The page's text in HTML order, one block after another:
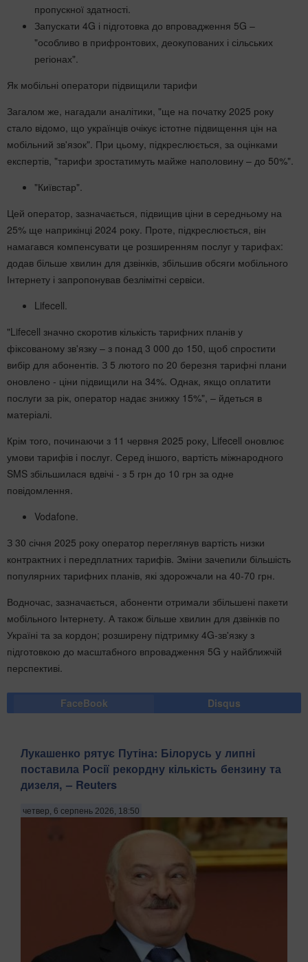
пропускної здатності.
Запускати 4G і підготовка до впровадження 5G –
"особливо в прифронтових, деокупованих і сільських
регіонах".
Як мобільні оператори підвищили тарифи
Загалом же, нагадали аналітики, "ще на початку 2025 року
стало відомо, що українців очікує істотне підвищення цін на
мобільний зв'язок". При цьому, підкреслюється, за оцінками
експертів, "тарифи зростатимуть майже наполовину – до 50%".
"Київстар".
Цей оператор, зазначається, підвищив ціни в середньому на
25% ще наприкінці 2024 року. Проте, підкреслюється, він
намагався компенсувати це розширенням послуг у тарифах:
додав більше хвилин для дзвінків, збільшив обсяги мобільного
Інтернету і запропонував безлімітні сервіси.
Lifecell.
"Lifecell значно скоротив кількість тарифних планів у
фіксованому зв'язку – з понад 3 000 до 150, щоб спростити
вибір для абонентів. З 5 лютого по 20 березня тарифні плани
оновлено - ціни підвищили на 34%. Однак, якщо оплатити
послуги за рік, оператор надає знижку 15%", – йдеться в
матеріалі.
Крім того, починаючи з 11 червня 2025 року, Lifecell оновлює
умови тарифів і послуг. Серед іншого, вартість міжнародного
SMS збільшилася вдвічі - з 5 грн до 10 грн за одне
повідомлення.
Vodafone.
З 30 січня 2025 року оператор переглянув вартість низки
контрактних і передплатних тарифів. Зміни зачепили більшість
популярних тарифних планів, які здорожчали на 40-70 грн.
Водночас, зазначається, абоненти отримали збільшені пакети
мобільного Інтернету. А також більше хвилин для дзвінків по
Україні та за кордон; розширену підтримку 4G-зв'язку з
підготовкою до масштабного впровадження 5G у найближчій
перспективі.
FaceBook Disqus
Лукашенко рятує Путіна: Білорусь у липні
поставила Росії рекордну кількість бензину та
дизеля, – Reuters
четвер, 6 серпень 2026, 18:50